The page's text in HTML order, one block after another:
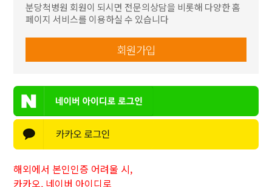
분당척병원 회원이 되시면 전문의상담을 비롯해 다양한 홈
페이지 서비스를 이용하실 수 있습니다
회원가입
해외에서 본인인증 어려울 시,
카카오, 네이버 아이디로